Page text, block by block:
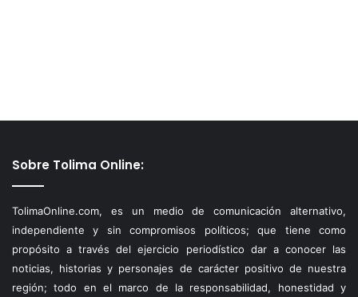
Sobre Tolima Online:
TolimaOnline.com, es un medio de comunicación alternativo,
independiente y sin compromisos políticos; que tiene como
propósito a través del ejercicio periodístico dar a conocer las
noticias, historias y personajes de carácter positivo de nuestra
región; todo en el marco de la responsabilidad, honestidad y